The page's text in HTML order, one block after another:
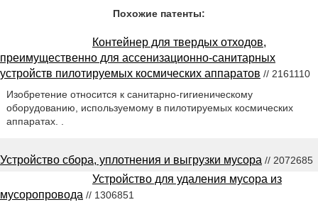
Похожие патенты:
Контейнер для твердых отходов,
преимущественно для ассенизационно-санитарных
устройств пилотируемых космических аппаратов // 2161110
Изобретение относится к санитарно-гигиеническому
оборудованию, используемому в пилотируемых космических
аппаратах. .
Устройство сбора, уплотнения и выгрузки мусора // 2072685
Устройство для удаления мусора из
мусоропровода // 1306851